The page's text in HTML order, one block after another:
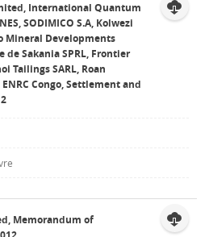
International Quantum
SODIMICO S.A, Kolwezi
Mineral Developments
Sakania SPRL, Frontier
Tailings SARL, Roan
Congo, Settlement and
Memorandum of